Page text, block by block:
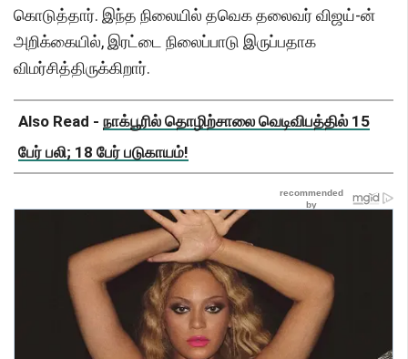
கொடுத்தார். இந்த நிலையில் தவெக தலைவர் விஜய்-ன்
அறிக்கையில், இரட்டை நிலைப்பாடு இருப்பதாக
விமர்சித்திருக்கிறார்.
Also Read - நாக்பூரில் தொழிற்சாலை வெடிவிபத்தில் 15
பேர் பலி; 18 பேர் படுகாயம்!